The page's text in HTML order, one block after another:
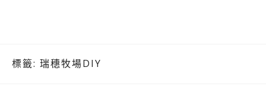
標籤: 瑞穗牧場DIY